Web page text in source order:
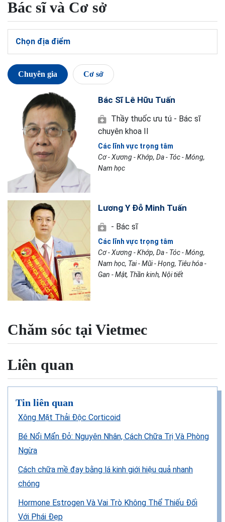
Bác sĩ và Cơ sở
Chọn địa điểm
Chuyên gia Cơ sở
Bác Sĩ Lê Hữu Tuấn
Thầy thuốc ưu tú - Bác sĩ
chuyên khoa II
Các lĩnh vực trọng tâm
Cơ - Xương - Khớp, Da - Tóc - Móng,
Nam học
Lương Y Đỗ Minh Tuấn
- Bác sĩ
Các lĩnh vực trọng tâm
Cơ - Xương - Khớp, Da - Tóc - Móng,
Nam học, Tai - Mũi - Họng, Tiêu hóa -
Gan - Mật, Thần kinh, Nội tiết
Chăm sóc tại Vietmec
Liên quan
Tin liên quan
Xông Mặt Thải Độc Corticoid
Bé Nổi Mẩn Đỏ: Nguyên Nhân, Cách Chữa Trị Và Phòng
Ngừa
Cách chữa mề đay bằng lá kinh giới hiệu quả nhanh
chóng
Hormone Estrogen Và Vai Trò Không Thể Thiếu Đối
Với Phái Đẹp